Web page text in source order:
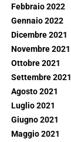
Febbraio 2022
Gennaio 2022
Dicembre 2021
Novembre 2021
Ottobre 2021
Settembre 2021
Agosto 2021
Luglio 2021
Giugno 2021
Maggio 2021